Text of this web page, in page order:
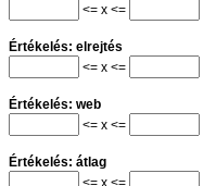
<= x <=
Értékelés: elrejtés
<= x <=
Értékelés: web
<= x <=
Értékelés: átlag
<= x <=